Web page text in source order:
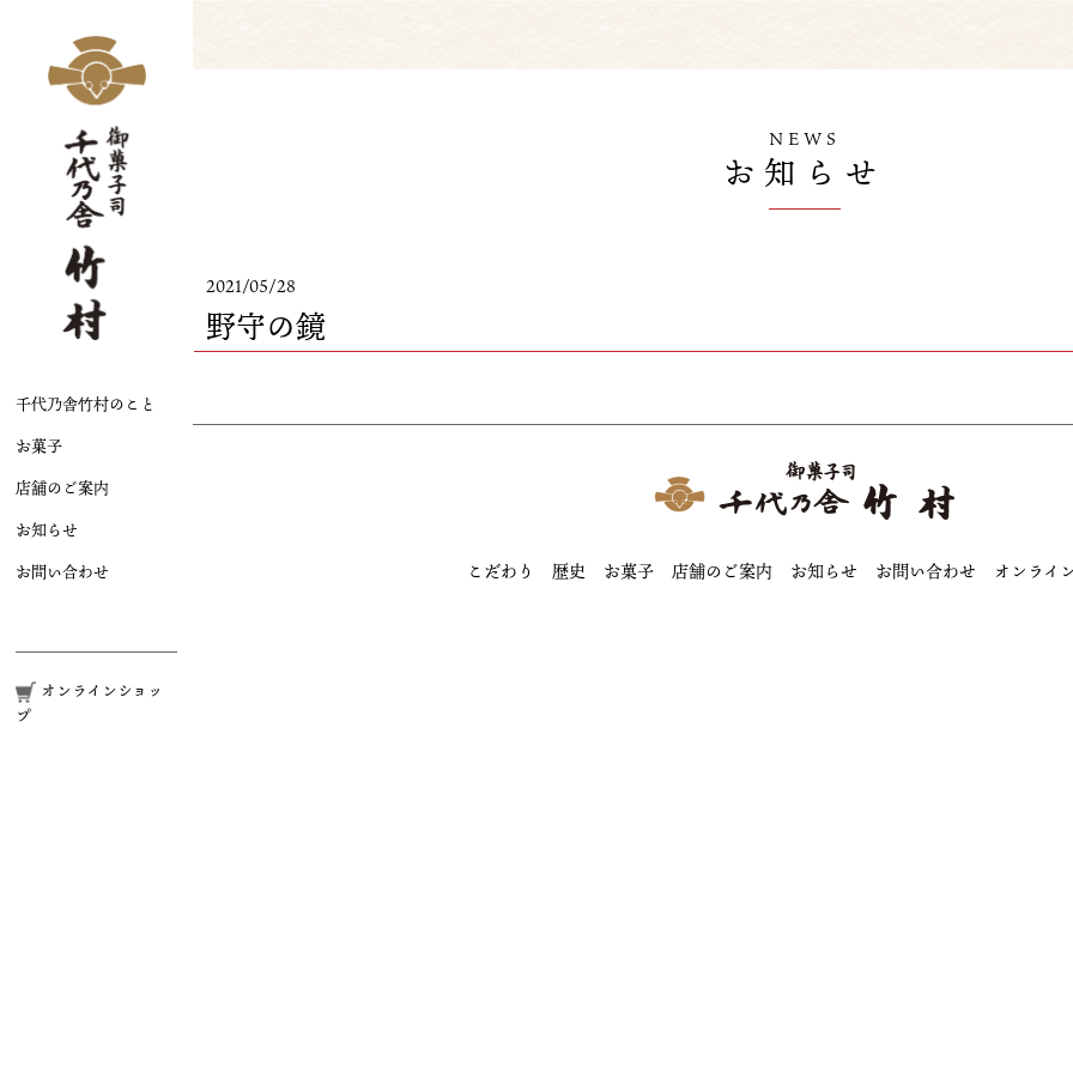
千代乃舎竹村のこと
お菓子
店舗のご案内
お知らせ
お問い合わせ
オンラインショッ
プ
NEWS
お知らせ
2021/05/28
野守の鏡
こだわり 歴史 お菓子 店舗のご案内 お知らせ お問い合わせ オンライ